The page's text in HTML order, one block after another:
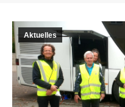
Aktuelles